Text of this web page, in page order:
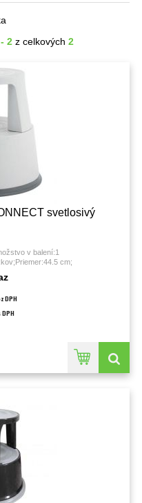
2 z celkových 2
svetlosivý
v balení:1
cm;
DPH
DPH